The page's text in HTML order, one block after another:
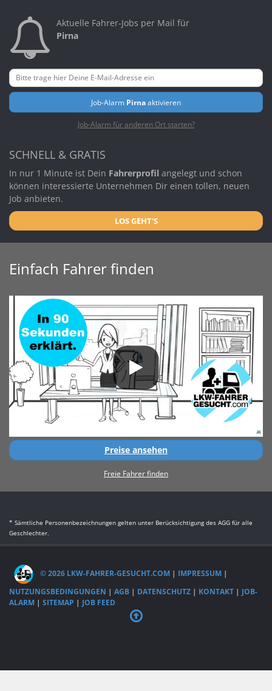
Aktuelle Fahrer-Jobs per Mail für
Pirna
Job-Alarm Pirnaaktivieren
Job-Alarm für anderen Ort starten?
SCHNELL & GRATIS
In nur 1 Minute ist Dein Fahrerprofil angelegt und schon
können interessierte Unternehmen Dir einen tollen, neuen
Job anbieten.
LOS GEHT'S
Einfach Fahrer finden
Preise ansehen
Freie Fahrer finden
* Sämtliche Personenbezeichnungen gelten unter Berücksichtigung des AGG für alle
Geschlechter.
© 2026 LKW-FAHRER-GESUCHT.COM | IMPRESSUM |
NUTZUNGSBEDINGUNGEN | AGB | DATENSCHUTZ | KONTAKT | JOB-
ALARM | SITEMAP | JOB FEED